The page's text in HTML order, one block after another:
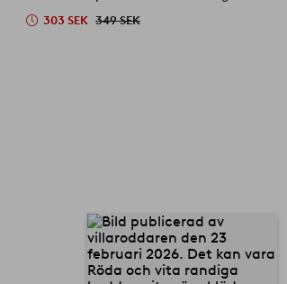
303 SEK 349 SEK